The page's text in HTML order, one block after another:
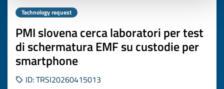
Technology request
PMI slovena cerca laboratori per test
di schermatura EMF su custodie per
smartphone
ID: TRSI20260415013